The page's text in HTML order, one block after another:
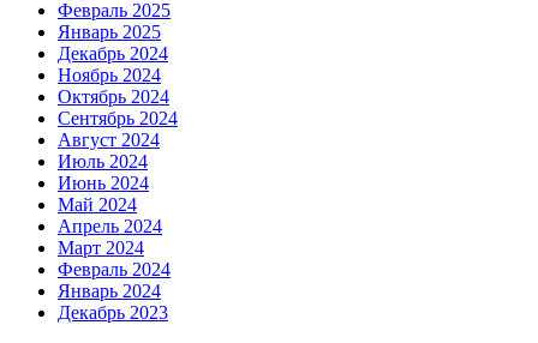
Февраль 2025
Январь 2025
Декабрь 2024
Ноябрь 2024
Октябрь 2024
Сентябрь 2024
Август 2024
Июль 2024
Июнь 2024
Май 2024
Апрель 2024
Март 2024
Февраль 2024
Январь 2024
Декабрь 2023